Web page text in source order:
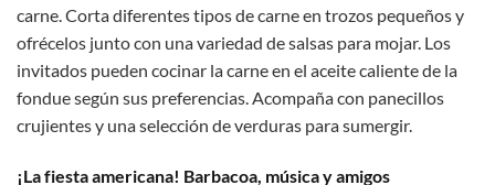
carne. Corta diferentes tipos de carne en trozos pequeños y
ofrécelos junto con una variedad de salsas para mojar. Los
invitados pueden cocinar la carne en el aceite caliente de la
fondue según sus preferencias. Acompaña con panecillos
crujientes y una selección de verduras para sumergir.
¡La fiesta americana! Barbacoa, música y amigos